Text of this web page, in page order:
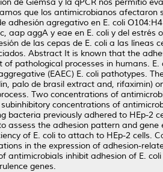
de Giemsa y la qPCR nos permitió
que los antimicrobianos afectaron
adhesión agregativo en E. coli
aap aggA y eae en E. coli y del estrés
de las cepas de E. coli a las líneas
Abstract It is known that the
pathological processes in humans. E.
(EAEC) E. coli pathotypes.
palo de brasil extract and, rifaximin)
Two concentrations of
concentrations of
bacteria previously adhered to HEp-2
the adhesion pattern and gene
of E. coli to attach to HEp-2 cells.
in the expression of adhesion-
antimicrobials inhibit adhesion of E.
genes.